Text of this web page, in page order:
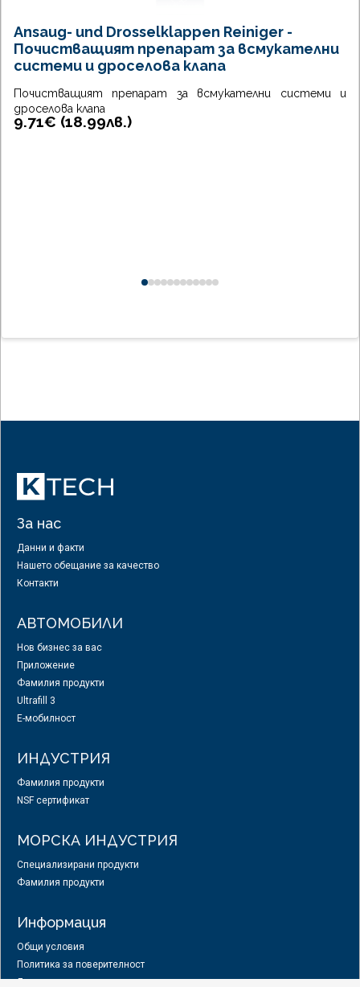
Ansaug- und Drosselklappen Reiniger -
Почистващият препарат за всмукателни
системи и дроселова клапа
Почистващият препарат за всмукателни системи и
дроселова клапа
9.71€ (18.99лв.)
012345678910
11
За нас
Данни и факти
Нашето обещание за качество
Контакти
АВТОМОБИЛИ
Нов бизнес за вас
Приложение
Фамилия продукти
Ultrafill 3
E-мобилност
ИНДУСТРИЯ
Фамилия продукти
NSF сертификат
МОРСКА ИНДУСТРИЯ
Специализирани продукти
Фамилия продукти
Информация
Общи условия
Политика за поверителност
Лични данни